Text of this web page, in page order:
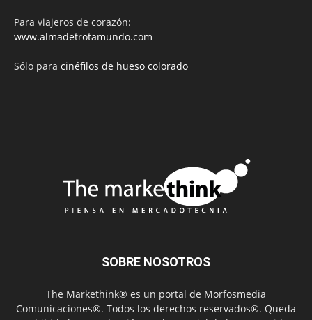
Para viajeros de corazón:
www.almadetrotamundo.com
Sólo para cinéfilos de hueso colorado
SOBRE NOSOTROS
The Markethink® es un portal de Morfosmedia
Comunicaciones®. Todos los derechos reservados®. Queda